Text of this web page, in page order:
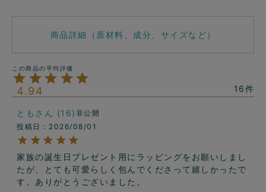
商品詳細（原材料、成分、サイズなど）
4.94 16
とも 16 非公開
投稿日
2026/08/01
家族の誕生日プレゼント用にラッピングをお願いしまし
たが、とても可愛らしく包んでくださって嬉しかったで
す。ありがとうございました。